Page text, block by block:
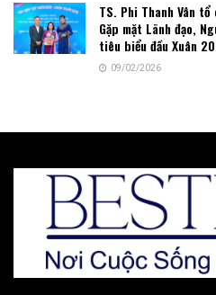
TS. Phi Thanh Vân
Gặp mặt Lãnh đạo,
tiêu biểu đầu Xuân
09/02/2026